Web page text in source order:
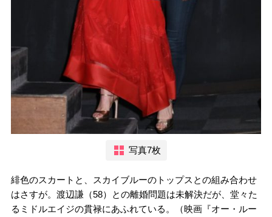
写真7枚
緋色のスカートと、スカイブルーのトップスとの組み合わせ
はさすが。渡辺謙（58）との離婚問題は未解決だが、堂々た
るミドルエイジの貫禄にあふれている。（映画『オー・ルー